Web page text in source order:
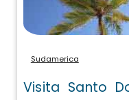
Sudamerica
Visita Santo